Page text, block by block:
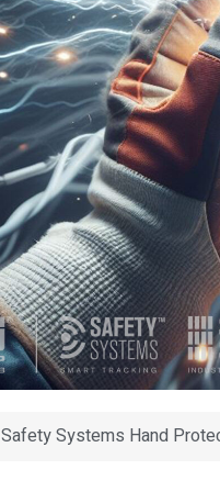
Safety Systems Hand